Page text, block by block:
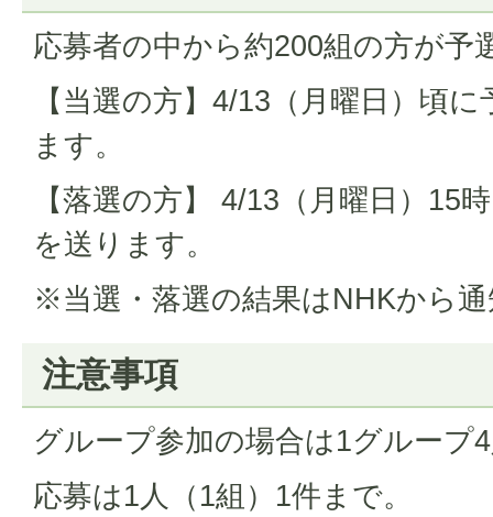
応募者の中から約200組の方が予
【当選の方】4/13（月曜日）頃
ます。
【落選の方】 4/13（月曜日）15
を送ります。
※当選・落選の結果はNHKから
注意事項
グループ参加の場合は1グループ
応募は1人（1組）1件まで。